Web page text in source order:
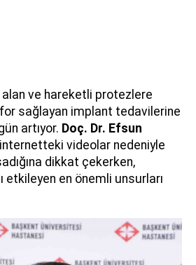
alan ve hareketli protezlere
sağlayan implant tedavilerine
artıyor. Doç. Dr. Efsun
internetteki videolar nedeniyle
dikkat çekerken,
etkileyen en önemli unsurları